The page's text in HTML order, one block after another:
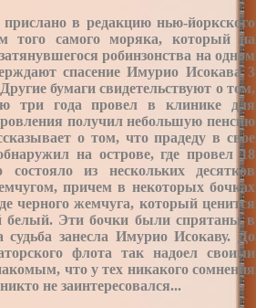
в редакцию нью-йоркского
того самого моряка, который на
робинзонства на одном
спасение Имурио Исокава 3
бумаги свидетельствуют о том,
три года провел в клинике для
получил небольшую пенсию
о том, что прадеду в свое
на острове, где провел 18
из нескольких десятков
причем в некоторых бочках
черного жемчуга, который ценится
белый. Эти бочки были спрятаны в
занесла Имурио Исокаву. До
флота так надоел своими
что у тех никакого сомнения
не заинтересовался...